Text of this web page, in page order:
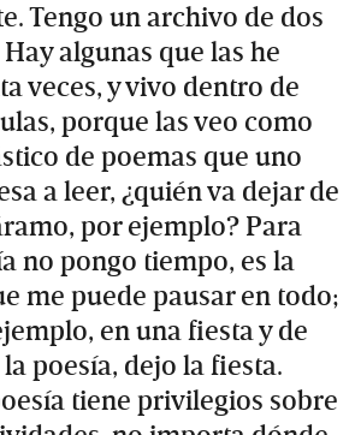
Tengo un archivo de dos
algunas que las he
veces, y vivo dentro de
porque las veo como
de poemas que uno
a leer, ¿quién va dejar de
por ejemplo? Para
no pongo tiempo, es la
me puede pausar en todo;
en una fiesta y de
poesía, dejo la fiesta.
tiene privilegios sobre